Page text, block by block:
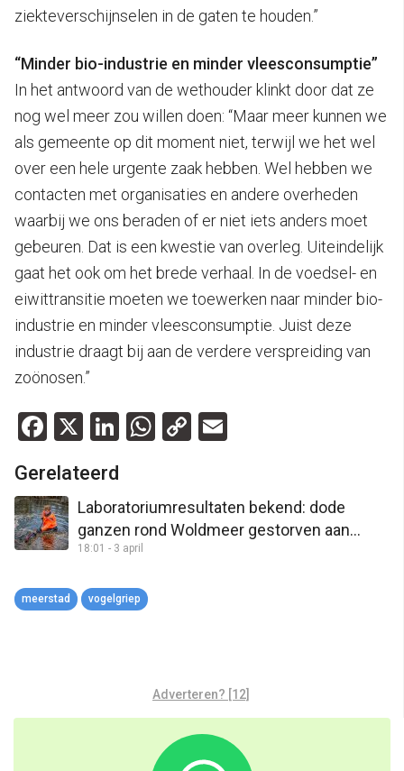
ziekteverschijnselen in de gaten te houden.”
“Minder bio-industrie en minder vleesconsumptie”
In het antwoord van de wethouder klinkt door dat ze
nog wel meer zou willen doen: “Maar meer kunnen we
als gemeente op dit moment niet, terwijl we het wel
over een hele urgente zaak hebben. Wel hebben we
contacten met organisaties en andere overheden
waarbij we ons beraden of er niet iets anders moet
gebeuren. Dat is een kwestie van overleg. Uiteindelijk
gaat het ook om het brede verhaal. In de voedsel- en
eiwittransitie moeten we toewerken naar minder bio-
industrie en minder vleesconsumptie. Juist deze
industrie draagt bij aan de verdere verspreiding van
zoönosen.”
Facebook
X LinkedIn
WhatsApp
Copy
Gerelateerd
Laboratoriumresultaten bekend: dode
ganzen rond Woldmeer gestorven aan
vogelgriep
18:01 - 3 april
meerstad vogelgriep
Adverteren? [12]